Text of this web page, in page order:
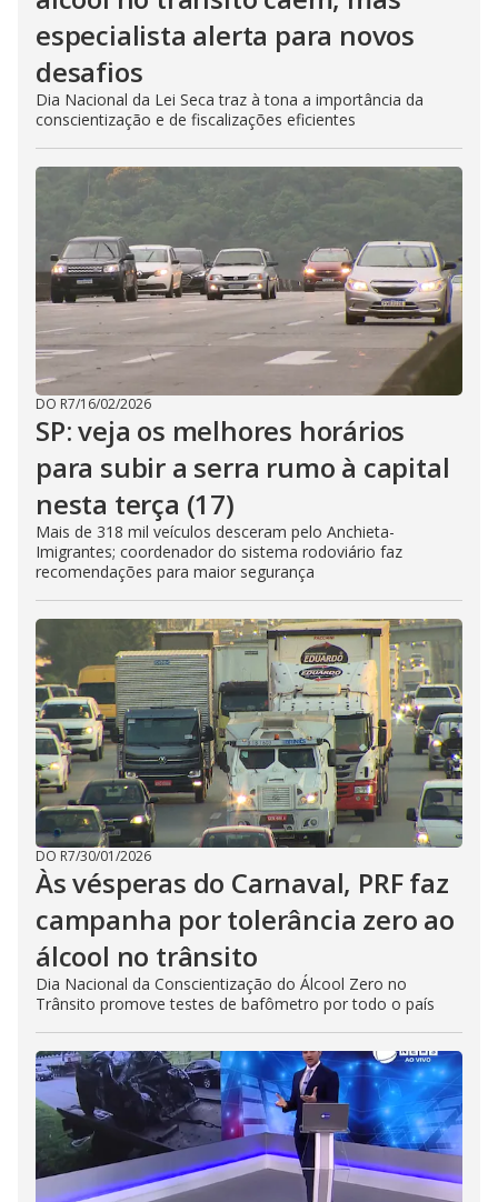
especialista alerta para novos
desafios
Dia Nacional da Lei Seca traz à tona a importância da
conscientização e de fiscalizações eficientes
DO R7/16/02/2026
SP: veja os melhores horários
para subir a serra rumo à capital
nesta terça (17)
Mais de 318 mil veículos desceram pelo Anchieta-
Imigrantes; coordenador do sistema rodoviário faz
recomendações para maior segurança
DO R7/30/01/2026
Às vésperas do Carnaval, PRF faz
campanha por tolerância zero ao
álcool no trânsito
Dia Nacional da Conscientização do Álcool Zero no
Trânsito promove testes de bafômetro por todo o país